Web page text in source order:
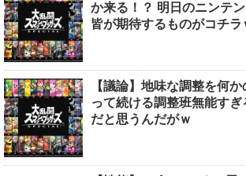
か来る！？ 明日のニンテ
皆が期待するものがコチラ
【議論】地味な調整を何
って続ける調整班無能す
だと思うんだがｗ